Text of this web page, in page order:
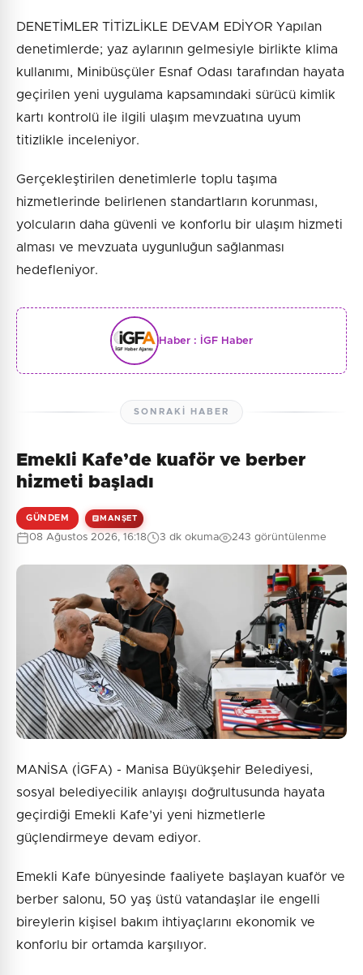
DENETİMLER TİTİZLİKLE DEVAM EDİYOR Yapılan
denetimlerde; yaz aylarının gelmesiyle birlikte klima
kullanımı, Minibüsçüler Esnaf Odası tarafından hayata
geçirilen yeni uygulama kapsamındaki sürücü kimlik
kartı kontrolü ile ilgili ulaşım mevzuatına uyum
titizlikle inceleniyor.
Gerçekleştirilen denetimlerle toplu taşıma
hizmetlerinde belirlenen standartların korunması,
yolcuların daha güvenli ve konforlu bir ulaşım hizmeti
alması ve mevzuata uygunluğun sağlanması
hedefleniyor.
Haber : İGF Haber
SONRAKI HABER
Emekli Kafe’de kuaför ve berber
hizmeti başladı
GÜNDEM MANŞET
08 Ağustos 2026, 16:18 3 dk okuma 243 görüntülenme
MANİSA (İGFA) - Manisa Büyükşehir Belediyesi,
sosyal belediyecilik anlayışı doğrultusunda hayata
geçirdiği Emekli Kafe’yi yeni hizmetlerle
güçlendirmeye devam ediyor.
Emekli Kafe bünyesinde faaliyete başlayan kuaför ve
berber salonu, 50 yaş üstü vatandaşlar ile engelli
bireylerin kişisel bakım ihtiyaçlarını ekonomik ve
konforlu bir ortamda karşılıyor.